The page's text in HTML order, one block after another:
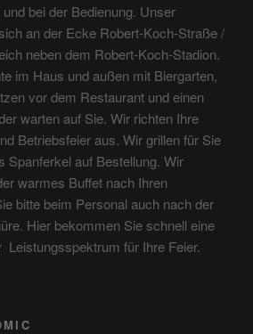
bei der Bedienung. Unser
an der Ecke Robert-Koch-Straße /
neben dem Robert-Koch-Stadion.
im Haus und außen mit Biergarten,
vor dem Restaurant und einen
warten auf Sie. Wir richten Ihre
Betriebsfeier aus. Wir grillen für Sie
Spanferkel auf Bestellung. Wir
warmes Buffet nach Ihren
bitte beim Personal auch nach der
Hier bekommen Sie schnell eine
Leistungsspektrum für Ihre Feier.